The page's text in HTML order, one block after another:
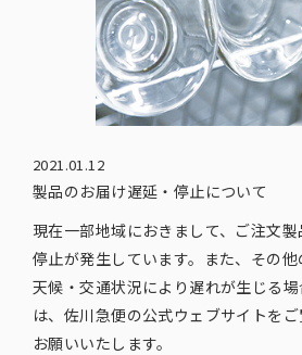
2021.01.12
製品のお届け遅延・停止について
現在一部地域におきまして、ご注文
停止が発生しています。また、その
天候・交通状況により遅れが生じる
は、佐川急便の公式ウェブサイトを
お願いいたします。